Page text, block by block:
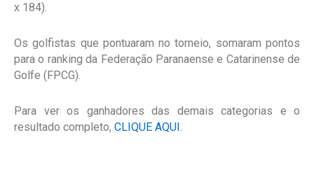
x 184).
Os golfistas que pontuaram no torneio, somaram pontos
para o ranking da Federação Paranaense e Catarinense de
Golfe (FPCG).
Para ver os ganhadores das demais categorias e o
resultado completo, CLIQUE AQUI.